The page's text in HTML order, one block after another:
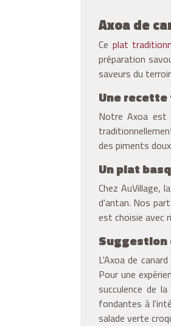
Axoa de
Ce plat
préparation
saveurs du
Une
Notre Axoa est
des piments
Un plat
Chez AuVillage,
d'antan. Nos
est choisie avec
Suggestion
L'Axoa de
Pour une
succulence de
fondantes à
salade verte